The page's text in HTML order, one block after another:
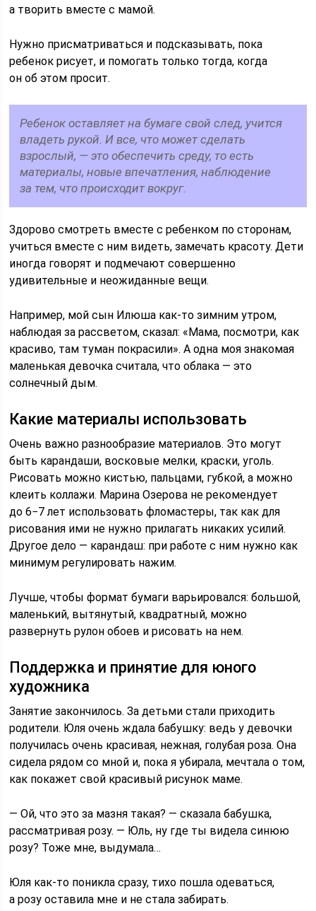
а творить вместе с мамой.
Нужно присматриваться и подсказывать, пока
ребенок рисует, и помогать только тогда, когда
он об этом просит.
Ребенок оставляет на бумаге свой след, учится
владеть рукой. И все, что может сделать
взрослый, — это обеспечить среду, то есть
материалы, новые впечатления, наблюдение
за тем, что происходит вокруг.
Здорово смотреть вместе с ребенком по сторонам,
учиться вместе с ним видеть, замечать красоту. Дети
иногда говорят и подмечают совершенно
удивительные и неожиданные вещи.
Например, мой сын Илюша как-то зимним утром,
наблюдая за рассветом, сказал: «Мама, посмотри, как
красиво, там туман покрасили». А одна моя знакомая
маленькая девочка считала, что облака — это
солнечный дым.
Какие материалы использовать
Очень важно разнообразие материалов. Это могут
быть карандаши, восковые мелки, краски, уголь.
Рисовать можно кистью, пальцами, губкой, а можно
клеить коллажи. Марина Озерова не рекомендует
до 6−7 лет использовать фломастеры, так как для
рисования ими не нужно прилагать никаких усилий.
Другое дело — карандаш: при работе с ним нужно как
минимум регулировать нажим.
Лучше, чтобы формат бумаги варьировался: большой,
маленький, вытянутый, квадратный, можно
развернуть рулон обоев и рисовать на нем.
Поддержка и принятие для юного
художника
Занятие закончилось. За детьми стали приходить
родители. Юля очень ждала бабушку: ведь у девочки
получилась очень красивая, нежная, голубая роза. Она
сидела рядом со мной и, пока я убирала, мечтала о том,
как покажет свой красивый рисунок маме.
— Ой, что это за мазня такая? — сказала бабушка,
рассматривая розу. — Юль, ну где ты видела синюю
розу? Тоже мне, выдумала…
Юля как-то поникла сразу, тихо пошла одеваться,
а розу оставила мне и не стала забирать.